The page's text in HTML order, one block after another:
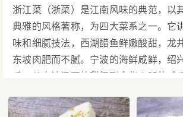
浙江菜（浙菜）是江南风味的典范，以
典雅的风格著称，为四大菜系之一。它
味和细腻技法，西湖醋鱼鲜嫩酸甜，龙
东坡肉肥而不腻。宁波的海鲜咸鲜，绍
香。从宁波汤圆的甜糯到金华火腿的咸
舌尖上的诗意。